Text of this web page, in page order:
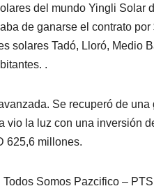
del mundo Yingli Solar
de ganarse el contrato
solares Tadó, Lloró, Medio
.
Se recuperó de
vio la luz con una inversión
625,6 millones.
Somos Pazcifico –